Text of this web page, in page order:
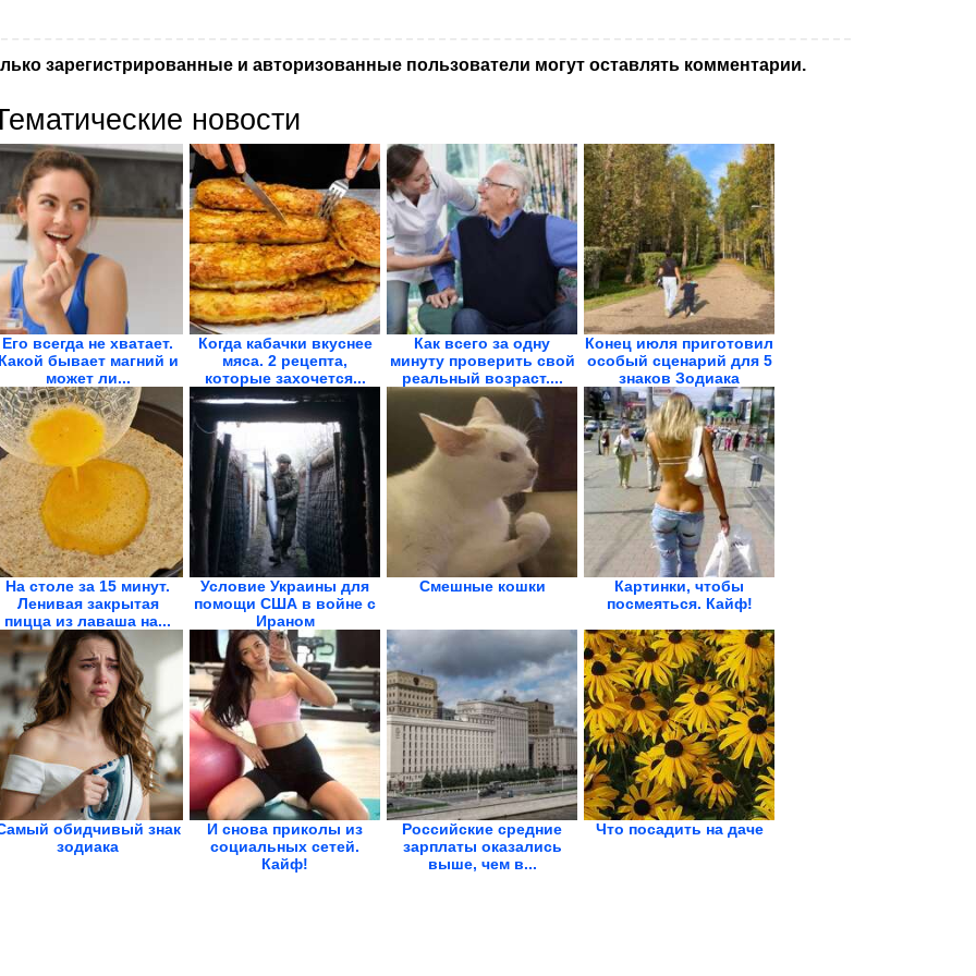
зарегистрированные и авторизованные пользователи могут оставлять комментарии.
новости
Его всегда не хватает.
бывает магний и
может ли...
Когда кабачки вкуснее
мяса. 2 рецепта,
которые захочется...
Как всего за одну
минуту проверить свой
реальный возраст....
Конец июля приготовил
особый сценарий для 5
знаков Зодиака
На столе за 15 минут.
Ленивая закрытая
пицца из лаваша на...
Условие Украины для
помощи США в войне с
Ираном
Смешные кошки
Картинки, чтобы
посмеяться. Кайф!
обидчивый знак
зодиака
И снова приколы из
социальных сетей.
Кайф!
Российские средние
зарплаты оказались
выше, чем в...
Что посадить на даче